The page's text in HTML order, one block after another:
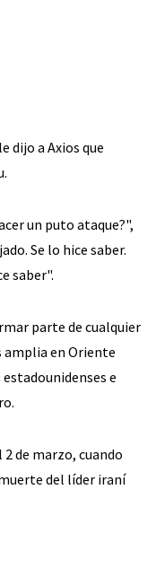
dijo a Axios que
un puto ataque?",
Se lo hice saber.
saber".
parte de cualquier
amplia en Oriente
e
de marzo, cuando
del líder iraní